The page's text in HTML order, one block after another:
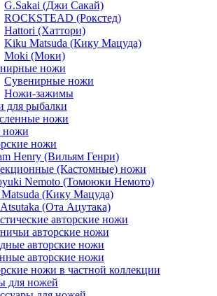
G.Sakai (Джи Сакай)
ROCKSTEAD (Рокстед)
Hattori (Хаттори)
Kiku Matsuda (Кику Мацуда)
Moki (Моки)
ножи
Сувенирные ножи
Ножи-зажимы
для рыбалки
ножи
ножи
ножи
Henry (Вильям Генри)
(Кастомные) ножи
Nemoto (Томоюки Немото)
(Кику Мацуда)
(Ота Ацутака)
авторские ножи
авторские ножи
авторские ножи
авторские ножи
ножи в частной коллекции
для ножей